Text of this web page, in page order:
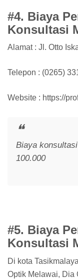
#4. Biaya
Konsultasi
Alamat : Jl. Otto
Telepon : (0265)
Website : https://
Biaya
100.000
#5. Biaya
Konsultasi
Di kota
Optik Melawai, Dia